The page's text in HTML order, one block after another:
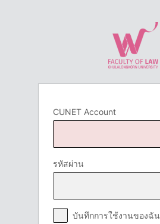
CUNET Account
รหัสผ่าน
บันทึกการใช้งานของฉัน